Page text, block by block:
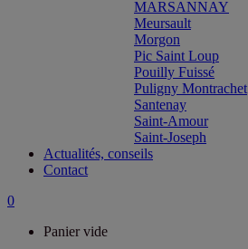
MARSANNAY
Meursault
Morgon
Pic Saint Loup
Pouilly Fuissé
Puligny Montrachet
Santenay
Saint-Amour
Saint-Joseph
Actualités, conseils
Contact
0
Panier vide